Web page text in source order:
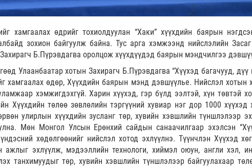
хамгаалах өдрийг тохиолдуулан “Хаки” хүүхдийн баярын
зохион байгуулж байна. Тус арга хэмжээнд нийслэлийн
Б.Пүрэвдагва оролцож хүүхдүүдэд баярын мэндчилгээ
Улаанбаатар хотын Захирагч Б.Пүрэвдагва “Хүүхэд багачууд, дүү
хамгаалах өдөр, Хүүхдийн баярын мэнд дэвшүүлье. Нийслэл хотын
хэмжигдэхгүй. Харин хүүхэд, гэр бүлд ээлтэй, хүн төвтэй
Хүүхдийн төлөө зөвлөлийн тэргүүний хувиар нэг дор 1000 хүүхэд
улирлын хүүхдийн зусланг төр, хувийн хэвшлийн түншлэлээр
Мөн Монгол Улсын Ерөнхий сайдын санаачилгаар эхэлсэн
хөдөлгөөнийг нийслэл хотод эхлүүлнэ. Түүнчлэн Хүүхэд
эхлүүлж, мэдээллийн технологи, хиймэл оюун, англи хэл,
танхимуудыг төр, хувийн хэвшлийн түншлэлээр байгуулахаар